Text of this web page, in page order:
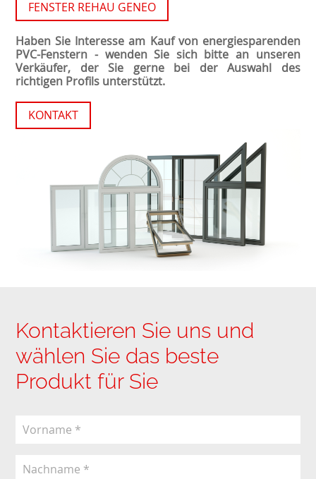
FENSTER REHAU GENEO
Haben Sie Interesse am Kauf von energiesparenden
PVC-Fenstern - wenden Sie sich bitte an unseren
Verkäufer, der Sie gerne bei der Auswahl des
richtigen Profils unterstützt.
KONTAKT
Kontaktieren Sie uns und
wählen Sie das beste
Produkt für Sie